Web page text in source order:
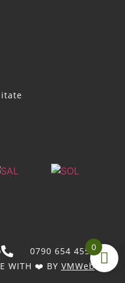
WITH ❤️ BY VMWeb
0790 654 455 0